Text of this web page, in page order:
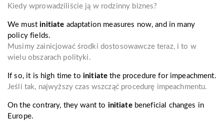
Kiedy wprowadziliście ją w rodzinny biznes?
We mustinitiate adaptation measures now, and in many
policy fields.
Musimy zainicjować środki dostosowawcze teraz, i to w
wielu obszarach polityki.
If so, it is high time to initiate the procedure for impeachment.
Jeśli tak, najwyższy czas wszcząć procedurę impeachmentu.
On the contrary, they want to initiatebeneficial changes in
Europe.